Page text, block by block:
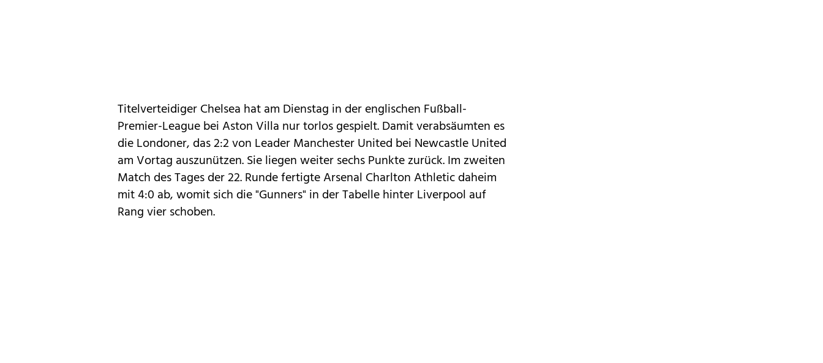
Titelverteidiger Chelsea hat am Dienstag in der englischen Fußball-
Premier-League bei Aston Villa nur torlos gespielt. Damit verabsäumten es
die Londoner, das 2:2 von Leader Manchester United bei Newcastle United
am Vortag auszunützen. Sie liegen weiter sechs Punkte zurück. Im zweiten
Match des Tages der 22. Runde fertigte Arsenal Charlton Athletic daheim
mit 4:0 ab, womit sich die "Gunners" in der Tabelle hinter Liverpool auf
Rang vier schoben.